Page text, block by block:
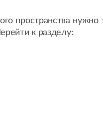
пространства
к разделу: